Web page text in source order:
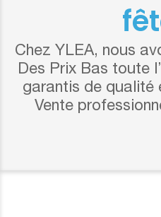
Chez YLEA, nous
Des Prix Bas toute
garantis de qualité
Vente